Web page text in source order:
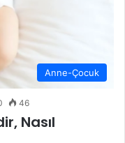
Anne-Çocuk
46
Nasıl